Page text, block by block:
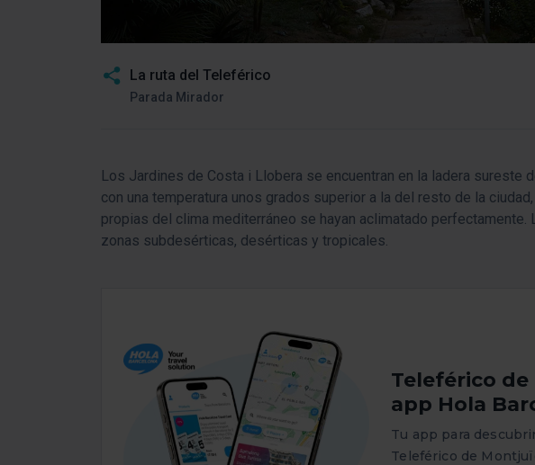
La ruta del Teleférico
Parada Mirador
Los Jardines de Costa i Llobera se encuentran en la ladera sureste
con una temperatura unos grados superior a la del resto de la
propias del clima mediterráneo se hayan aclimatado perfectamente.
zonas subdesérticas, desérticas y tropicales.
Teleférico
app Hola
Tu app para
Teleférico de